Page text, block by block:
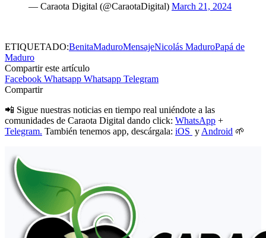
— Caraota Digital (@CaraotaDigital) March 21, 2024
ETIQUETADO:BenitaMaduroMensajeNicolás MaduroPapá de
Maduro
Compartir este artículo
Facebook Whatsapp Whatsapp Telegram
Compartir
📲 Sigue nuestras noticias en tiempo real uniéndote a las
comunidades de Caraota Digital dando click: WhatsApp +
Telegram. También tenemos app, descárgala: iOS y Android 🌱